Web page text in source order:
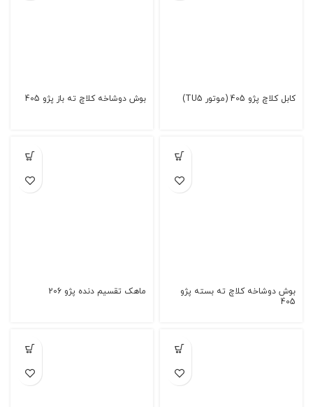
کابل کلاچ پژو 405 (موتور TU5) بوش دوشاخه کلاچ ته باز پژو 405
بوش دوشاخه کلاچ ته بسته پژو
405
ماهک تقسیم دنده پژو 206